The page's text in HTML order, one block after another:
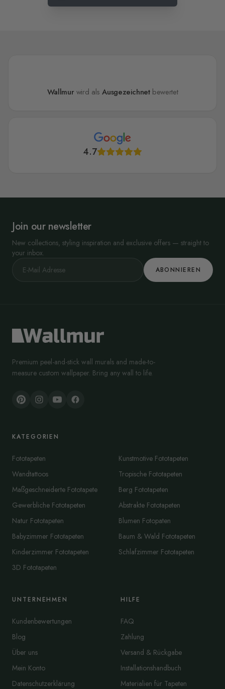
Wallmur wird alsAusgezeichnetbewertet
4.7
Join our newsletter
New collections, styling inspiration and exclusive offers — straight to
your inbox.
ABONNIEREN
Premium peel-and-stick wall murals and made-to-
measure custom wallpaper. Bring any wall to life.
KATEGORIEN
Fototapeten
Wandtattoos
Maßgeschneiderte Fototapete
Gewerbliche Fototapeten
Natur Fototapeten
Babyzimmer Fototapeten
Kinderzimmer Fototapeten
3D Fototapeten
Kunstmotive Fototapeten
Tropische Fototapeten
Berg Fototapeten
Abstrakte Fototapeten
Blumen Fotopaten
Baum & Wald Fototapeten
Schlafzimmer Fototapeten
UNTERNEHMEN
Kundenbewertungen
Blog
Über uns
Mein Konto
Datenschutzerklärung
HILFE
FAQ
Zahlung
Versand & Rückgabe
Installationshandbuch
Materialien für Tapeten